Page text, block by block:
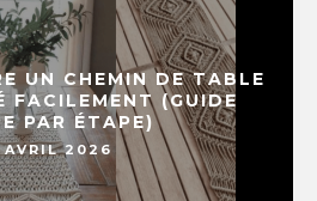
UN CHEMIN DE TABLE
FACILEMENT (GUIDE
PAR ÉTAPE)
AVRIL 2026